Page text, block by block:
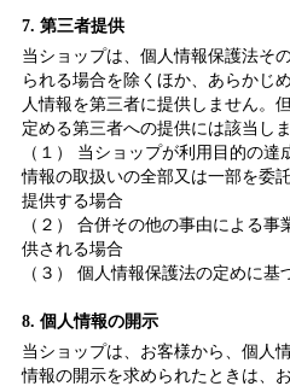
7. 第三者提供
当ショップは、個人情報保護法そ
られる場合を除くほか、あらかじ
人情報を第三者に提供しません。
定める第三者への提供には該当しま
（１） 当ショップが利用目的の
情報の取扱いの全部又は一部を委
提供する場合
（２） 合併その他の事由による
供される場合
（３） 個人情報保護法の定めに基
8. 個人情報の開示
当ショップは、お客様から、個人
情報の開示を求められたときは、